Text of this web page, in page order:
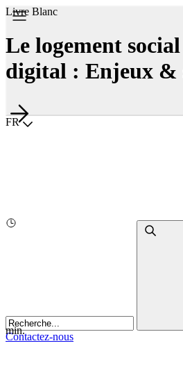
Choisir la langue
FR
Contactez-nous
Livre Blanc
Le logement
digital : Enjeux &
min.